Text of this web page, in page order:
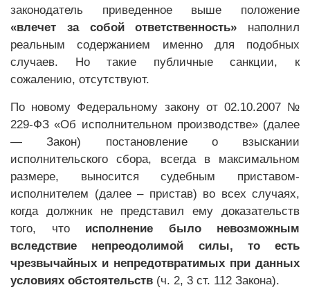
законодатель приведенное выше положение
«влечет за собой ответственность» наполнил
реальным содержанием именно для подобных
случаев. Но такие публичные санкции, к
сожалению, отсутствуют.
По новому Федеральному закону от 02.10.2007 №
229-ФЗ «Об исполнительном производстве» (далее
— Закон) постановление о взыскании
исполнительского сбора, всегда в максимальном
размере, выносится судебным приставом-
исполнителем (далее – пристав) во всех случаях,
когда должник не представил ему доказательств
того, что исполнение было невозможным
вследствие непреодолимой силы, то есть
чрезвычайных и непредотвратимых при данных
условиях обстоятельств (ч. 2, 3 ст. 112 Закона).